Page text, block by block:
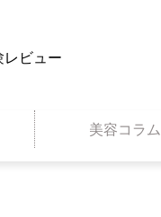
ビュー
美容コラム